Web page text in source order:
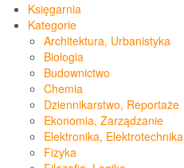
Księgarnia
Kategorie
Architektura, Urbanistyka
Biologia
Budownictwo
Chemia
Dziennikarstwo, Reportaże
Ekonomia, Zarządzanie
Elektronika, Elektrotechnika
Fizyka